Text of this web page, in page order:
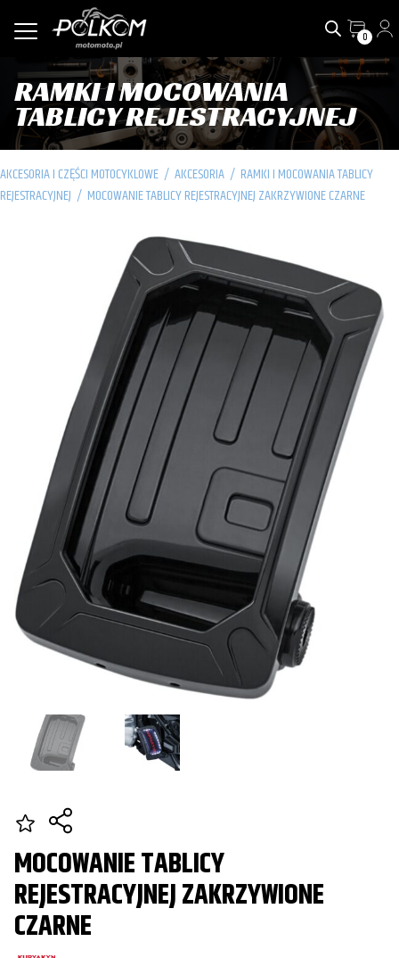
0
RAMKI I MOCOWANIA
TABLICY REJESTRACYJNEJ
AKCESORIA I CZĘŚCI MOTOCYKLOWE / AKCESORIA / RAMKI I MOCOWANIA TABLICY
REJESTRACYJNEJ / MOCOWANIE TABLICY REJESTRACYJNEJ ZAKRZYWIONE CZARNE
MOCOWANIE TABLICY
REJESTRACYJNEJ ZAKRZYWIONE
CZARNE